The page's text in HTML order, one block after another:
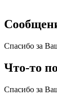
Спасибо за
Что-то
Спасибо за